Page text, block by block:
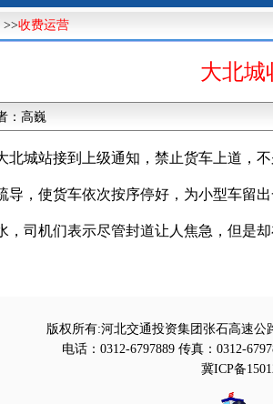
>>收费运营
大北城
： 高巍
北城站接到上级通知，禁止货车上道，
导，使货车依次按序停好，为小型车留
，司机们表示尽管封道让人焦急，但是
版权所有:河北交通投资集团张石高速公
电话：0312-6797889 传真：0312-
冀ICP备